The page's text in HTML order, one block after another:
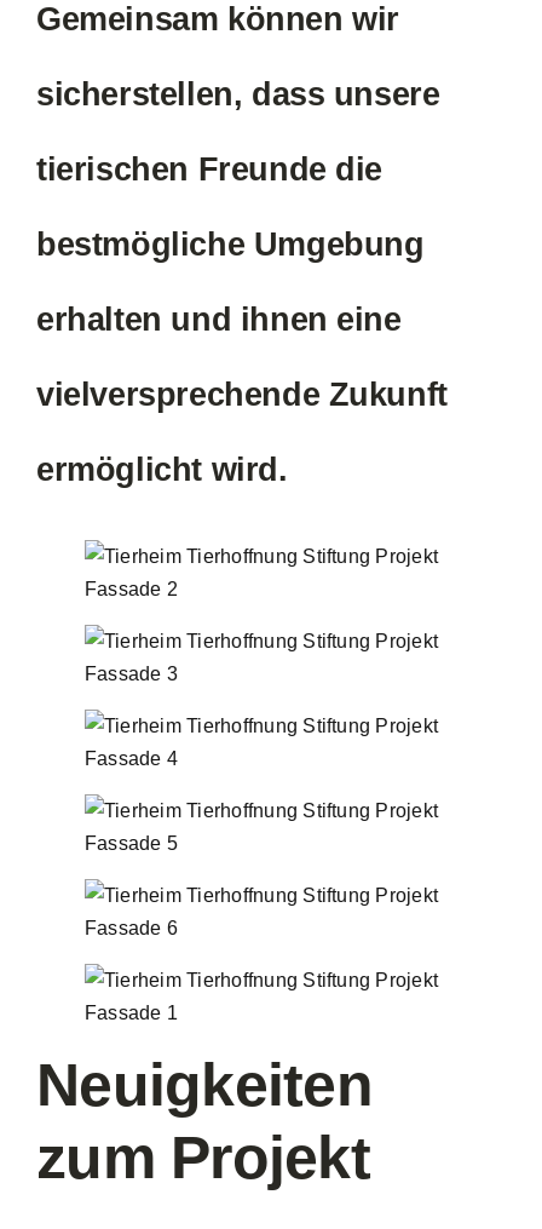
Gemeinsam können wir
sicherstellen, dass unsere
tierischen Freunde die
bestmögliche Umgebung
erhalten und ihnen eine
vielversprechende Zukunft
ermöglicht wird.
Neuigkeiten
zum Projekt